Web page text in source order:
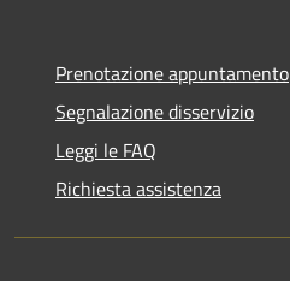
Prenotazione appuntamento
Segnalazione disservizio
Leggi le FAQ
Richiesta assistenza